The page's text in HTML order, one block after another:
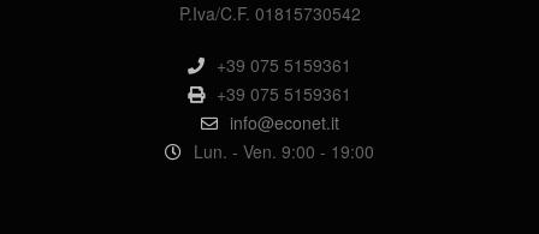
P.Iva/C.F. 01815730542
+39 075 5159361
+39 075 5159361
info@econet.it
Lun. - Ven. 9:00 - 19:00